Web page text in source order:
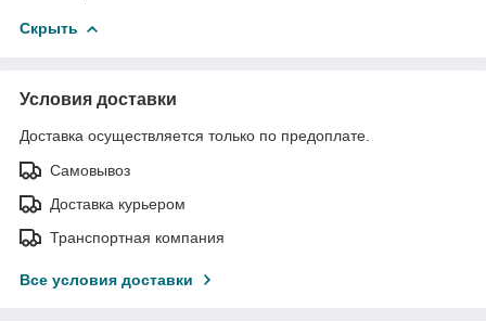
Скрыть
Условия доставки
Доставка осуществляется только по предоплате.
Самовывоз
Доставка курьером
Транспортная компания
Все условия доставки